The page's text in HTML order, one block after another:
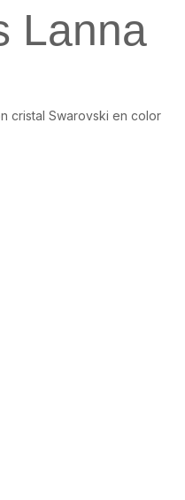
Lanna
cristal Swarovski en color